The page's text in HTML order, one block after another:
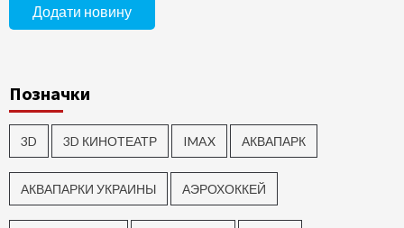
Додати новину
Позначки
3D 3D КИНОТЕАТР IMAX АКВАПАРК
АКВАПАРКИ УКРАИНЫ АЭРОХОККЕЙ